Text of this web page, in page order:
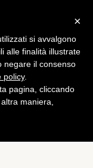
City, in
×
si avvalgono
alle finalità illustrate
negare il consenso
policy.
pagina, cliccando
maniera,